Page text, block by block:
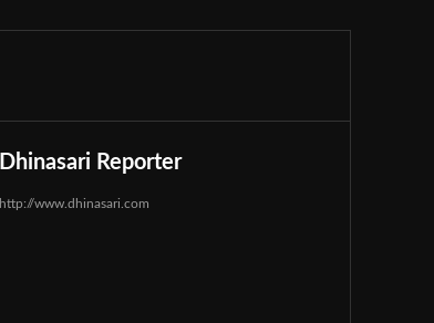
Dhinasari Reporter
http://www.dhinasari.com